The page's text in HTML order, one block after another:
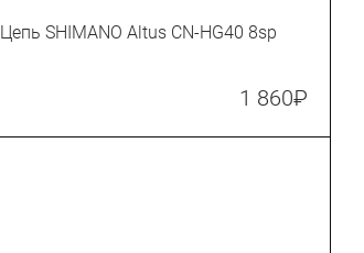
Цепь SHIMANO Altus CN-HG40 8sp
1 860₽